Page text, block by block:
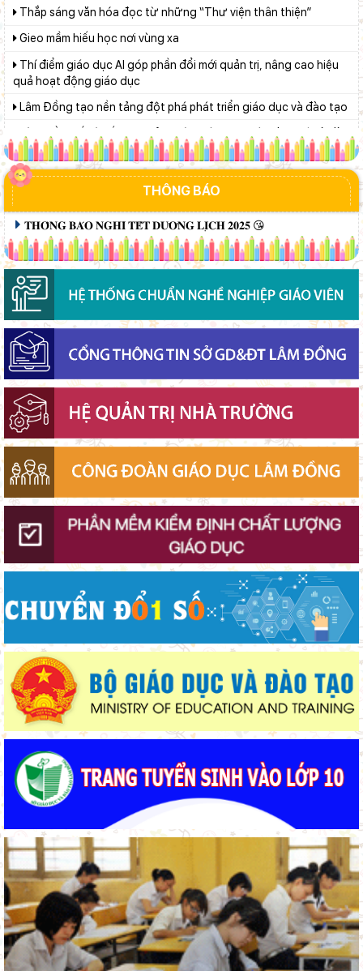
quả hoạt động giáo dục
Lâm Đồng tạo nền tảng đột phá phát triển giáo dục và đào tạo
Lâm Đồng lấy ý kiến dự thảo chính sách thu hút, đãi ngộ và đào
tạo nguồn nhân lực y tế
trường định hướng XHCN trong kỷ nguyên mới - Bài 1: Khẳng
định tư tưởng Hồ Chí Minh, đấu tranh với luận điệu xuyên tạc
Lâm Đồng tập huấn cán bộ quản lý ngành Giáo dục, sẵn sàng
cho năm học 2026 - 2027
giáo viên
Khát khao thay đổi cuộc sống bằng con đường học tập
Ban Văn hóa - Xã hội HĐND tỉnh Lâm Đồng khảo sát thực hiện
chính sách giáo dục hòa nhập
Đánh giá tình hình triển khai sắp xếp, tổ chức cơ sở giáo dục
công lập tại các địa phương
Phó Chủ tịch UBND tỉnh Lâm Đồng Nguyễn Minh kiểm tra tiến
độ Dự án Trường TH&THCS Xuân Hương
Chính phủ ban hành Nghị quyết quy định cơ cấu, số lượng và
chính sách đối với đội ngũ quản lý, nhân sự hỗ trợ giáo dục khi
sắp xếp cơ sở giáo dục công lập
chính gắn với áp dụng ISO 9001:2015
Khởi đầu định hướng nghề nghiệp
Sáng đèn công trường để kịp năm học mới
Bộ Giáo dục và Đào tạo ban hành khung thời gian năm học từ
năm học 2026–2027
gia đình
Lộc trước năm học mới
Lâm Đồng chủ động ứng phó nguy cơ thiếu nước do El Nino
Thắp sáng văn hóa đọc từ những “Thư viện thân thiện”
Gieo mầm hiếu học nơi vùng xa
quả hoạt động giáo dục
Lâm Đồng tạo nền tảng đột phá phát triển giáo dục và đào tạo
tạo nguồn nhân lực y tế
Từ khát vọng dân giàu, nước mạnh đến lý luận kinh tế thị
trường định hướng XHCN trong kỷ nguyên mới - Bài 1: Khẳng
định tư tưởng Hồ Chí Minh, đấu tranh với luận điệu xuyên tạc
Lâm Đồng tập huấn cán bộ quản lý ngành Giáo dục, sẵn sàng
cho năm học 2026 - 2027
giáo viên
THÔNG BÁO
𝐓𝐇𝐎̂𝐍𝐆 𝐁𝐀́𝐎 𝐍𝐆𝐇𝐈̉ 𝐓𝐄̂́𝐓 𝐃𝐔̛𝐎̛𝐍𝐆 𝐋𝐈̣𝐂𝐇 𝟐𝟎𝟐𝟓 😘